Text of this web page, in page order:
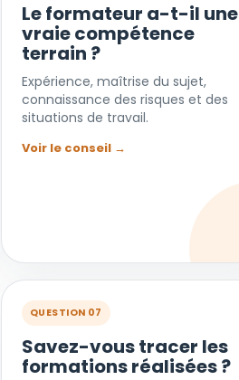
Le formateur a-t-il une
vraie compétence
terrain ?
Expérience, maîtrise du sujet,
connaissance des risques et des
situations de travail.
Voir le conseil →
QUESTION 07
Savez-vous tracer les
formations réalisées ?